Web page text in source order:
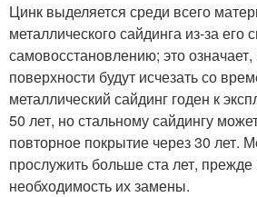
Цинк выделяется среди всего
металлического сайдинга из-за его
самовосстановлению; это
поверхности будут исчезать со
металлический сайдинг годен к
50 лет, но стальному сайдингу
повторное покрытие через 30 лет.
прослужить больше ста лет, прежде
необходимость их замены.